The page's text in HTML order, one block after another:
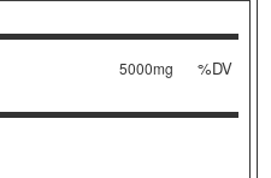
%DV
5000mg